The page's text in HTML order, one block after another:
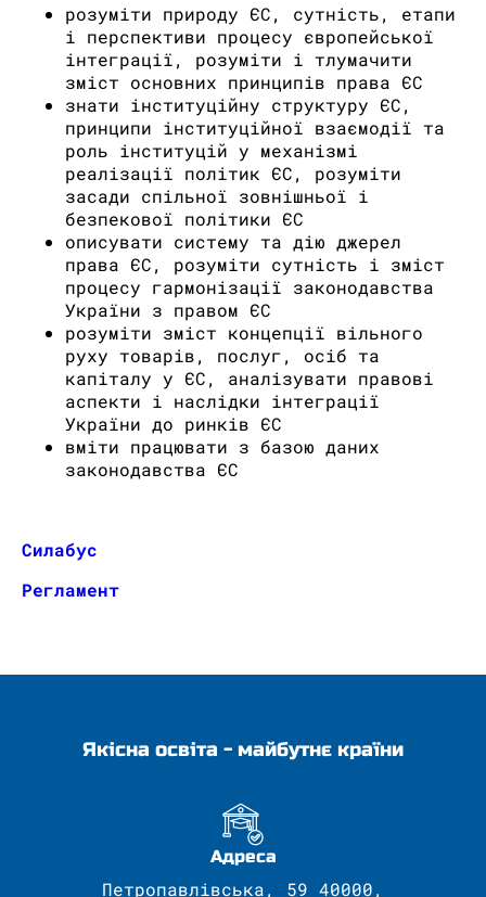
розуміти природу ЄС, сутність, етапи
і перспективи процесу європейської
інтеграції, розуміти і тлумачити
зміст основних принципів права ЄС
знати інституційну структуру ЄС,
принципи інституційної взаємодії та
роль інституцій у механізмі
реалізації політик ЄС, розуміти
засади спільної зовнішньої і
безпекової політики ЄС
описувати систему та дію джерел
права ЄС, розуміти сутність і зміст
процесу гармонізації законодавства
України з правом ЄС
розуміти зміст концепції вільного
руху товарів, послуг, осіб та
капіталу у ЄС, аналізувати правові
аспекти і наслідки інтеграції
України до ринків ЄС
вміти працювати з базою даних
законодавства ЄС
Силабус
Регламент
Якісна освіта - майбутнє країни
Адреса
Петропавлівська, 59 40000,